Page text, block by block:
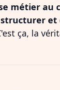
métier au
et
ça, la